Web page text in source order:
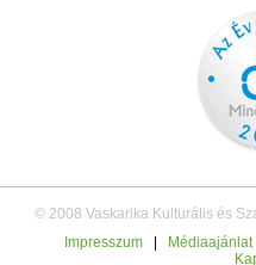
© 2008 Vaskarika Kulturális és
Impresszum
Médiaajánlat